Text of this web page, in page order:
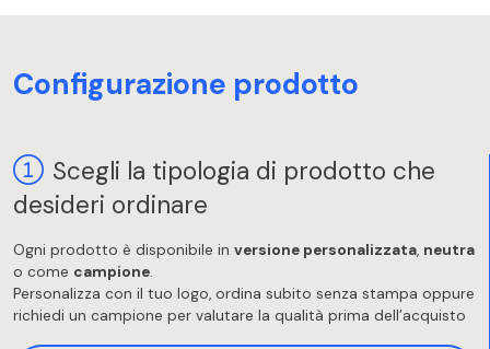
Configurazione prodotto
Scegli la tipologia di prodotto che
desideri ordinare
Ogni prodotto è disponibile in versione personalizzata, neutra
o come campione.
Personalizza con il tuo logo, ordina subito senza stampa oppure
richiedi un campione per valutare la qualità prima dell’acquisto